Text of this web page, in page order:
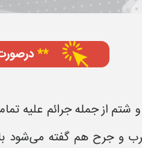
شتماز جمله جرائم علیه
و جرح هم گفته می‌شود